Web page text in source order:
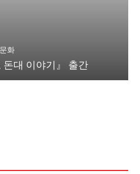
문화
돈대 이야기』 출간